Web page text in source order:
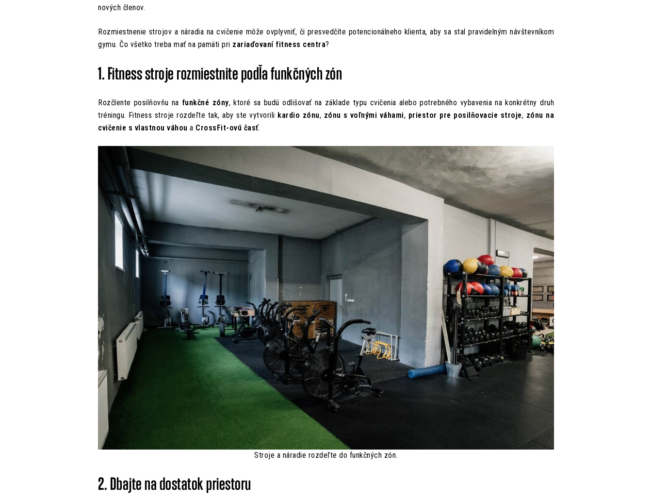
nových členov.
Rozmiestnenie strojov a náradia na cvičenie môže ovplyvniť, či presvedčíte potencionálneho klienta, aby sa stal pravidelným návštevníkom
gymu. Čo všetko treba mať na pamäti pri zariaďovaní fitness centra?
1. Fitness stroje rozmiestnite podľa funkčných zón
Rozčlente posilňovňu na funkčné zóny, ktoré sa budú odlišovať na základe typu cvičenia alebo potrebného vybavenia na konkrétny druh
tréningu. Fitness stroje rozdeľte tak, aby ste vytvorili kardio zónu, zónu s voľnými váhami, priestor pre posilňovacie stroje, zónu na
cvičenie s vlastnou váhou a CrossFit-ovú časť.
Stroje a náradie rozdeľte do funkčných zón.
2. Dbajte na dostatok priestoru